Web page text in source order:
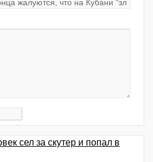
сел за скутер и попал в